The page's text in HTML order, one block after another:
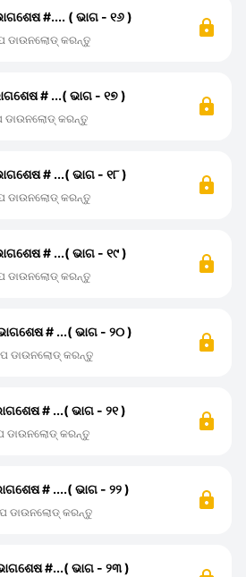
#.... ( ଭାଗ - ୧୬ )
ଡାଉନଲୋଡ୍ କରନ୍ତୁ
# ...( ଭାଗ - ୧୭ )
ଡାଉନଲୋଡ୍ କରନ୍ତୁ
# ...( ଭାଗ - ୧୮ )
ଡାଉନଲୋଡ୍ କରନ୍ତୁ
# ...( ଭାଗ - ୧୯ )
ଡାଉନଲୋଡ୍ କରନ୍ତୁ
# ...( ଭାଗ - ୨୦ )
ଡାଉନଲୋଡ୍ କରନ୍ତୁ
# ...( ଭାଗ - ୨୧ )
ଡାଉନଲୋଡ୍ କରନ୍ତୁ
# ....( ଭାଗ - ୨୨ )
ଡାଉନଲୋଡ୍ କରନ୍ତୁ
#...( ଭାଗ - ୨୩ )